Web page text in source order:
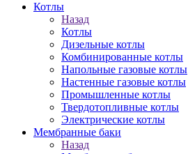
Котлы
Назад
Котлы
Дизельные котлы
Комбинированные котлы
Напольные газовые котлы
Настенные газовые котлы
Промышленные котлы
Твердотопливные котлы
Электрические котлы
Мембранные баки
Назад